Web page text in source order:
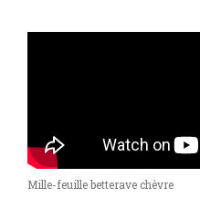
Mille-feuille betterave chèvre